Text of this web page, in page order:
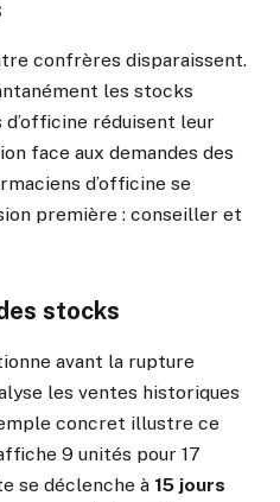
confrères disparaissent.
les stocks
réduisent leur
face aux demandes des
d’officine se
première : conseiller et
stocks
avant la rupture
les ventes historiques
concret illustre ce
9 unités pour 17
se déclenche à 15 jours